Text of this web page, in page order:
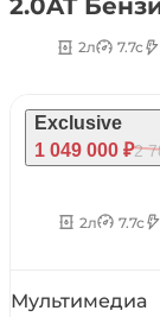
2.0AT
2л 7.7с
Exclusive
1 049 000 ₽2
2л 7.7с
Мультимедиа